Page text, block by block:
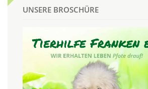
UNSERE BROSCHÜRE